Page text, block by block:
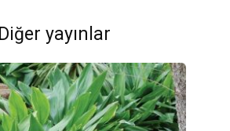
Diğer yayınlar